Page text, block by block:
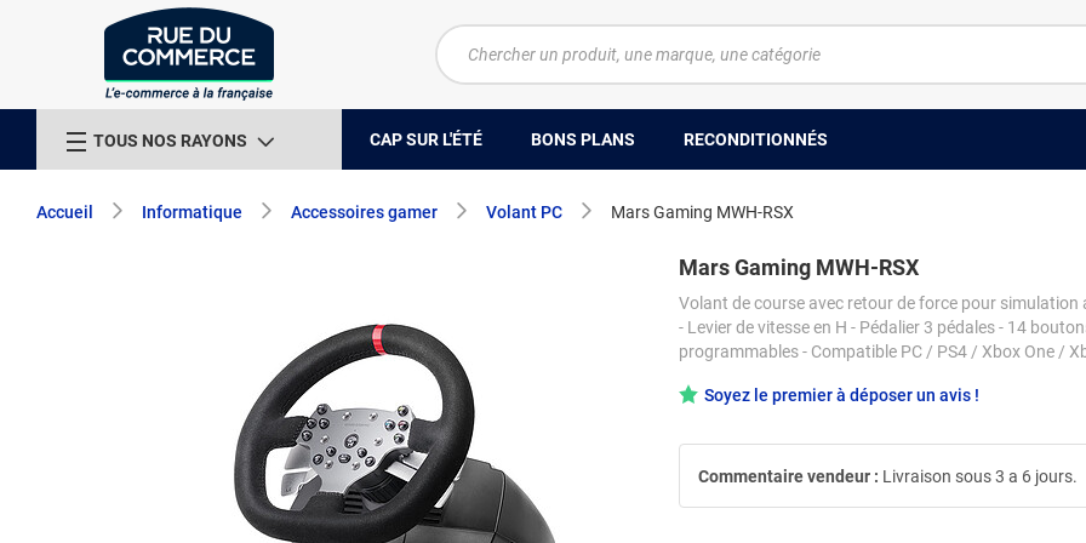
TOUS NOS RAYONS CAP SUR L'ÉTÉ BONS PLANS RECONDITIONNÉS
Accueil Informatique Accessoires gamer Volant PC Mars Gaming MWH-RSX
Mars Gaming MWH-RSX
Volant de course avec retour de force pour simulation
- Levier de vitesse en H - Pédalier 3 pédales - 14
programmables - Compatible PC / PS4 / Xbox One /
Soyez le premier à déposer un avis !
Commentaire vendeur : Livraison sous 3 a 6 jours.